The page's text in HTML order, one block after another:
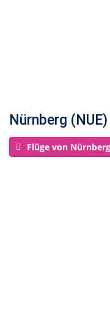
Nürnberg
Flüge von